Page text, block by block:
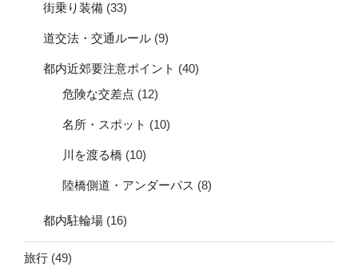
街乗り装備 (33)
道交法・交通ルール (9)
都内近郊要注意ポイント (40)
危険な交差点 (12)
名所・スポット (10)
川を渡る橋 (10)
陸橋側道・アンダーパス (8)
都内駐輪場 (16)
旅行 (49)